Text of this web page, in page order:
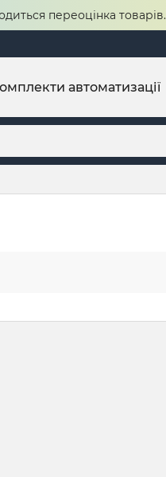
переоцінка товарів.
автоматизації